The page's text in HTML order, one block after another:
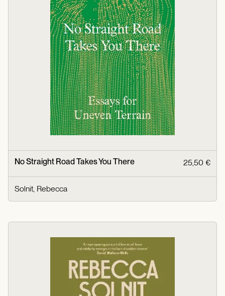
No Straight Road Takes You There 25,50 €
Solnit, Rebecca